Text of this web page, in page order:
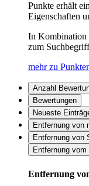
Punkte erhält
Eigenschaften
In Kombination
zum
mehr zu
Anzahl
Bewertungen
Neueste
Entfernung von
Entfernung von
Entfernung
Entfernung